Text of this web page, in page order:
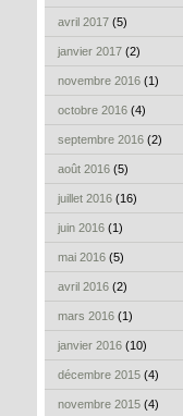
avril 2017 (5)
janvier 2017 (2)
novembre 2016 (1)
octobre 2016 (4)
septembre 2016 (2)
août 2016 (5)
juillet 2016 (16)
juin 2016 (1)
mai 2016 (5)
avril 2016 (2)
mars 2016 (1)
janvier 2016 (10)
décembre 2015 (4)
novembre 2015 (4)